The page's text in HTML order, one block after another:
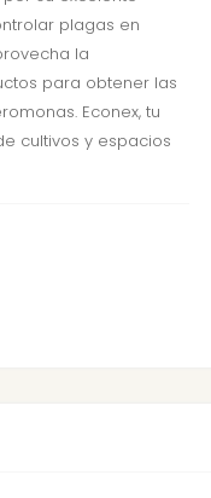
plagas en
la
para obtener las
Econex, tu
cultivos y espacios